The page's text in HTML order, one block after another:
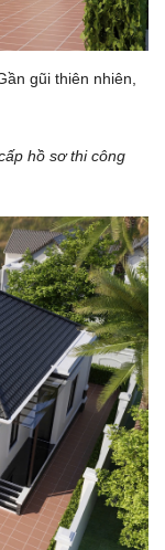
gũi thiên nhiên,
hồ sơ thi công